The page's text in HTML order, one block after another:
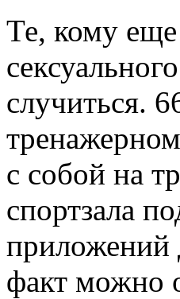
Те, кому еще
случиться.
с собой на
спортзала
приложений
факт можно